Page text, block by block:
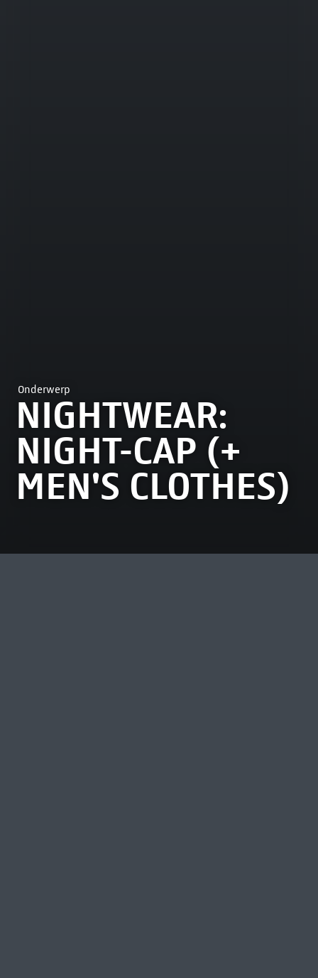
Onderwerp
NIGHTWEAR:
NIGHT-CAP (+
MEN'S CLOTHES)